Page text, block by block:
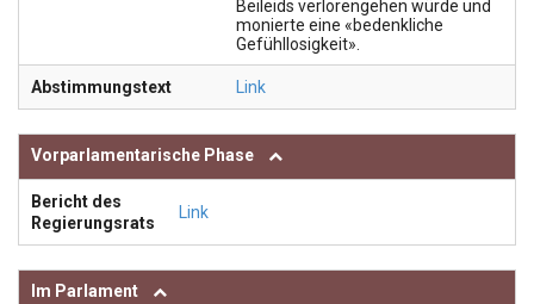
Beileids verlorengehen würde und
monierte eine «bedenkliche
Gefühllosigkeit».
Abstimmungstext Link
Vorparlamentarische Phase
Bericht des
Regierungsrats
Link
Im Parlament